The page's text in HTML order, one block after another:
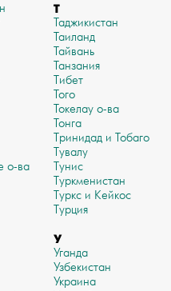
о-ва
Т
Таджикистан
Таиланд
Тайвань
Танзания
Тибет
Того
Токелау о-ва
Тонга
Тринидад и Тобаго
Тувалу
Тунис
Туркменистан
Туркс и Кейкос
Турция
У
Уганда
Узбекистан
Украина